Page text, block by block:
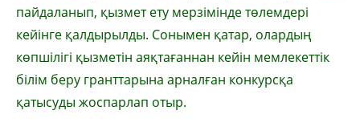
пайдаланып, қызмет ету мерзімінде төлемдері
кейінге қалдырылды. Сонымен қатар, олардың
көпшілігі қызметін аяқтағаннан кейін мемлекеттік
білім беру гранттарына арналған конкурсқа
қатысуды жоспарлап отыр.